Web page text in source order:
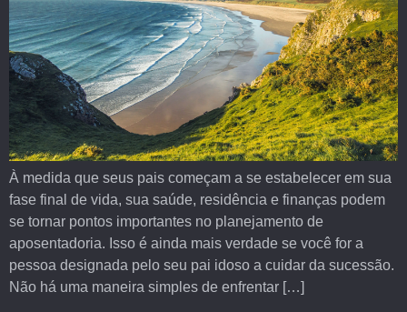
À medida que seus pais começam a se estabelecer em sua
fase final de vida, sua saúde, residência e finanças podem
se tornar pontos importantes no planejamento de
aposentadoria. Isso é ainda mais verdade se você for a
pessoa designada pelo seu pai idoso a cuidar da sucessão.
Não há uma maneira simples de enfrentar […]